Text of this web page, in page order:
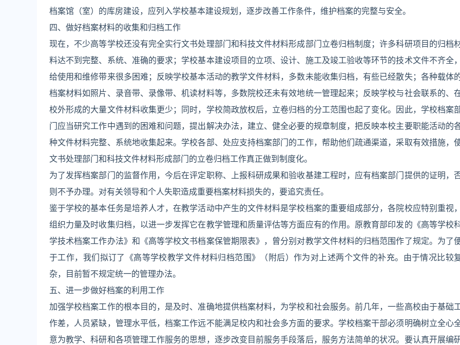
档案馆（室）的库房建设，应列入学校基本建设规划，逐步改善工作条件，维护档案的完整与安全。
四、做好档案材料的收集和归档工作
现在，不少高等学校还没有完全实行文书处理部门和科技文件材料形成部门立卷归档制度；许多科研项目的归档
料达不到完整、系统、准确的要求；学校基本建设项目的立项、设计、施工及竣工验收等环节的技术文件不齐全，
给使用和维修带来很多困难；反映学校基本活动的教学文件材料，多数未能收集归档，有些已经散失；各种载体
档案材料如照片、录音带、录像带、机读材料等，多数院校还未有效地统一管理起来；反映学校与社会联系的、
校外形成的大量文件材料收集更少；同时，学校简政放权后，立卷归档的分工范围也起了变化。因此，学校档案
门应当研究工作中遇到的困难和问题，提出解决办法，建立、健全必要的规章制度，把反映本校主要职能活动的
种文件材料完整、系统地收集起来。学校各部、处应支持档案部门的工作，帮助他们疏通渠道，采取有效措施，
文书处理部门和科技文件材料形成部门的立卷归档工作真正做到制度化。
为了发挥档案部门的监督作用，今后在评定职称、上报科研成果和验收基建工程时，应有档案部门提供的证明，
则不予办理。对有关领导和个人失职造成重要档案材料损失的，要追究责任。
鉴于学校的基本任务是培养人才，在教学活动中产生的文件材料是学校档案的重要组成部分，各院校应特别重视，
组织力量及时收集归档，以进一步发挥它在教学管理和质量评估等方面应有的作用。原教育部印发的《高等学校
学技术档案工作办法》和《高等学校文书档案保管期限表》，曾分别对教学文件材料的归档范围作了规定。为了
于工作，我们拟订了《高等学校教学文件材料归档范围》（附后）作为对上述两个文件的补充。由于情况比较
杂，目前暂不规定统一的管理办法。
五、进一步做好档案的利用工作
加强学校档案工作的根本目的，是及时、准确地提供档案材料，为学校和社会服务。前几年，一些高校由于基础
作差，人员紧缺，管理水平低，档案工作远不能满足校内和社会多方面的要求。学校档案干部必须明确树立全心
意为教学、科研和各项管理工作服务的思想，逐步改变目前服务手段落后，服务方法简单的状况。要认真开展编